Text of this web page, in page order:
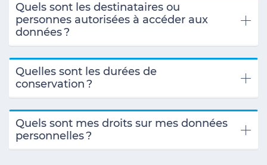
Quels sont les destinataires ou
personnes autorisées à accéder aux
données?
Quelles sont les durées de
conservation?
Quels sont mes droits sur mes données
personnelles?